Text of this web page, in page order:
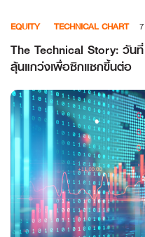
content
EQUITY TECHNICAL CHART
The Technical Story: วัน
ลุ้นแกว่งเพื่อซิกแซกขึ้นต่อ